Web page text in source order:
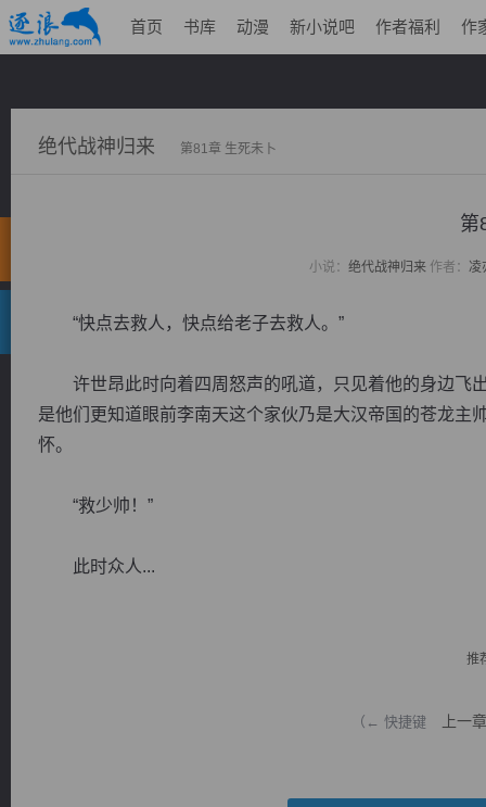
首页 书库 动漫 新小说吧 作者福利 作
绝代战神归来 第81章 生死未卜
第
小说： 绝代战神归来作者： 凌
“快点去救人，快点给老子去救人。”
许世昂此时向着四周怒声的吼道，只见着他的身边飞
是他们更知道眼前李南天这个家伙乃是大汉帝国的苍龙主
怀。
“救少帅！”
此时众人...
推
（← 快捷键 上一章